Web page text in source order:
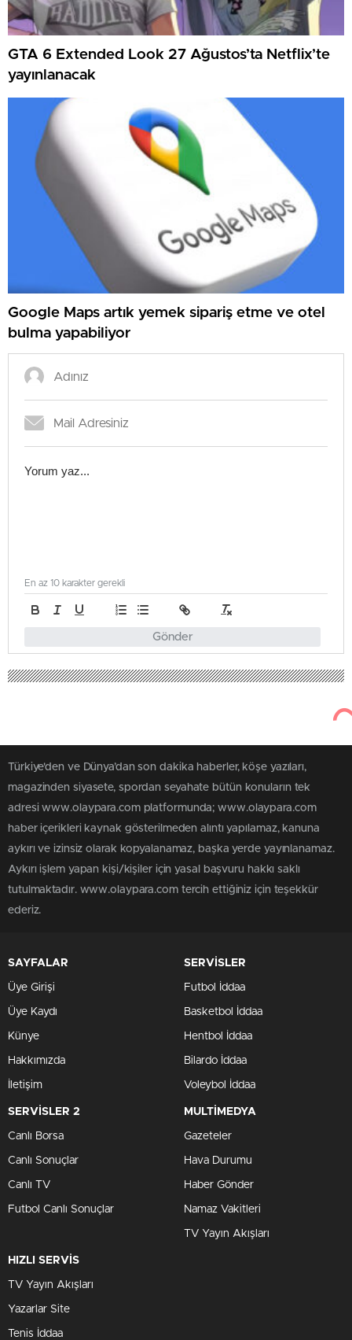
GTA 6 Extended Look 27 Ağustos’ta Netflix’te
yayınlanacak
Google Maps artık yemek sipariş etme ve otel
bulma yapabiliyor
Gönder
En az 10 karakter gerekli
Türkiye'den ve Dünya’dan son dakika haberler, köşe yazıları,
magazinden siyasete, spordan seyahate bütün konuların tek
adresi www.olaypara.com platformunda; www.olaypara.com
haber içerikleri kaynak gösterilmeden alıntı yapılamaz, kanuna
aykırı ve izinsiz olarak kopyalanamaz, başka yerde yayınlanamaz.
Aykırı işlem yapan kişi/kişiler için yasal başvuru hakkı saklı
tutulmaktadır. www.olaypara.com tercih ettiğiniz için teşekkür
ederiz.
SAYFALAR
Üye Girişi
Üye Kaydı
Künye
Hakkımızda
İletişim
SERVİSLER
Futbol İddaa
Basketbol İddaa
Hentbol İddaa
Bilardo İddaa
Voleybol İddaa
SERVİSLER 2
Canlı Borsa
Canlı Sonuçlar
Canlı TV
Futbol Canlı Sonuçlar
MULTİMEDYA
Gazeteler
Hava Durumu
Haber Gönder
Namaz Vakitleri
TV Yayın Akışları
HIZLI SERVİS
TV Yayın Akışları
Yazarlar Site
Tenis İddaa